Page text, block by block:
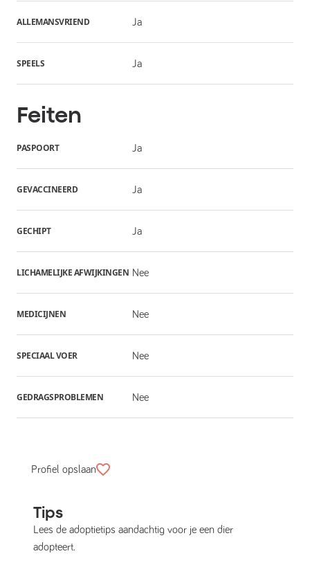
ALLEMANSVRIEND Ja
SPEELS Ja
Feiten
PASPOORT Ja
GEVACCINEERD Ja
GECHIPT Ja
LICHAMELIJKE AFWIJKINGEN Nee
MEDICIJNEN Nee
SPECIAAL VOER Nee
GEDRAGSPROBLEMEN Nee
Profiel opslaan
Tips
Lees de adoptietips aandachtig voor je een dier
adopteert.